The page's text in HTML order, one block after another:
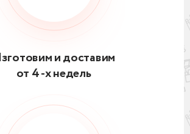
и доставим
от 4 -х недель